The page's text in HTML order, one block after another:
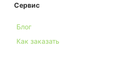
Сервис
Блог
Как заказать